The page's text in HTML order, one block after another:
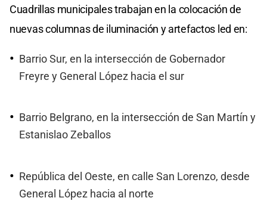
Cuadrillas municipales trabajan en la colocación de
nuevas columnas de iluminación y artefactos led en:
Barrio Sur, en la intersección de Gobernador
Freyre y General López hacia el sur
Barrio Belgrano, en la intersección de San Martín y
Estanislao Zeballos
República del Oeste, en calle San Lorenzo, desde
General López hacia al norte